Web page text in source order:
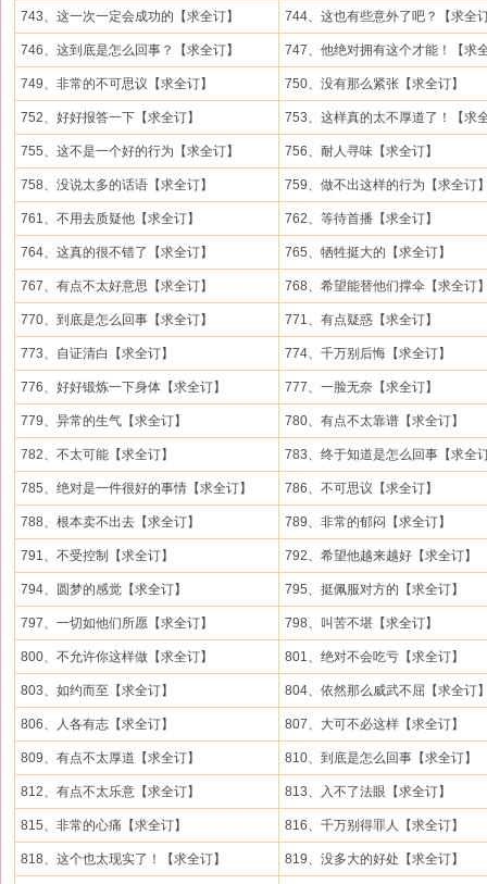
743、这一次一定会成功的【求全订】 744、这也有些意外了吧？【求全
746、这到底是怎么回事？【求全订】 747、他绝对拥有这个才能！【求
749、非常的不可思议【求全订】 750、没有那么紧张【求全订】
752、好好报答一下【求全订】 753、这样真的太不厚道了！【求
755、这不是一个好的行为【求全订】 756、耐人寻味【求全订】
758、没说太多的话语【求全订】 759、做不出这样的行为【求全订
761、不用去质疑他【求全订】 762、等待首播【求全订】
764、这真的很不错了【求全订】 765、牺牲挺大的【求全订】
767、有点不太好意思【求全订】 768、希望能替他们撑伞【求全订
770、到底是怎么回事【求全订】 771、有点疑惑【求全订】
773、自证清白【求全订】 774、千万别后悔【求全订】
776、好好锻炼一下身体【求全订】 777、一脸无奈【求全订】
779、异常的生气【求全订】 780、有点不太靠谱【求全订】
782、不太可能【求全订】 783、终于知道是怎么回事【求全
785、绝对是一件很好的事情【求全订】 786、不可思议【求全订】
788、根本卖不出去【求全订】 789、非常的郁闷【求全订】
791、不受控制【求全订】 792、希望他越来越好【求全订】
794、圆梦的感觉【求全订】 795、挺佩服对方的【求全订】
797、一切如他们所愿【求全订】 798、叫苦不堪【求全订】
800、不允许你这样做【求全订】 801、绝对不会吃亏【求全订】
803、如约而至【求全订】 804、依然那么威武不屈【求全订
806、人各有志【求全订】 807、大可不必这样【求全订】
809、有点不太厚道【求全订】 810、到底是怎么回事【求全订】
812、有点不太乐意【求全订】 813、入不了法眼【求全订】
815、非常的心痛【求全订】 816、千万别得罪人【求全订】
818、这个也太现实了！【求全订】 819、没多大的好处【求全订】